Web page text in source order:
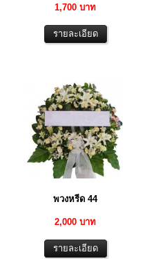
1,700 บาท
พวงหรีด 44
2,000 บาท